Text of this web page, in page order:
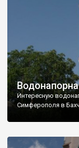
Интересную
Симферополя в